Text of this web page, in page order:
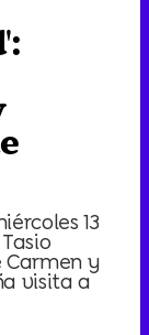
13
y
visita a